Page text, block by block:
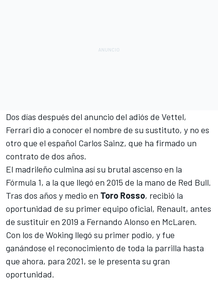
Dos días después del anuncio del adiós de Vettel,
Ferrari dio a conocer el nombre de su sustituto, y no es
otro que el español Carlos Sainz, que ha firmado un
contrato de dos años.
El madrileño culmina así su brutal ascenso en la
Fórmula 1, a la que llegó en 2015 de la mano de Red Bull.
Tras dos años y medio en Toro Rosso, recibió la
oportunidad de su primer equipo oficial, Renault, antes
de sustituir en 2019 a Fernando Alonso en McLaren.
Con los de Woking llegó su primer podio, y fue
ganándose el reconocimiento de toda la parrilla hasta
que ahora, para 2021, se le presenta su gran
oportunidad.